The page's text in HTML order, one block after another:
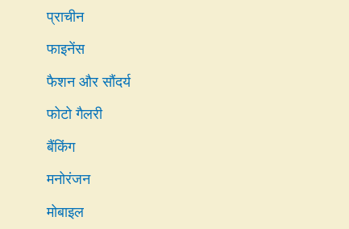
प्राचीन
फाइनेंस
फैशन और सौंदर्य
फोटो गैलरी
बैंकिंग
मनोरंजन
मोबाइल